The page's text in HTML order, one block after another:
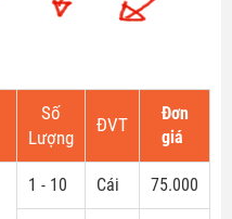
Số
Lượng
ĐVT
Đơn
giá
1 - 10 Cái 75.000